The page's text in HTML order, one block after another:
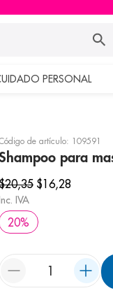
PERSONAL
de artículo: 109591
para
20,35 $16,28
IVA
20%